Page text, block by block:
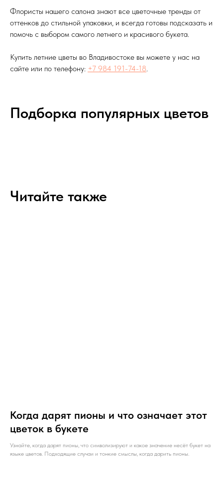
Флористы нашего салона знают все цветочные тренды от
оттенков до стильной упаковки, и всегда готовы подсказать и
помочь с выбором самого летнего и красивого букета.
Купить летние цветы во Владивостоке вы можете у нас на
сайте или по телефону: +7 984 191-74-18.
Подборка популярных цветов
Читайте также
Когда дарят пионы и что означает этот
цветок в букете
Узнайте, когда дарят пионы, что символизируют и какое значение несёт букет на
языке цветов. Подходящие случаи и тонкие смыслы, когда дарить пионы.